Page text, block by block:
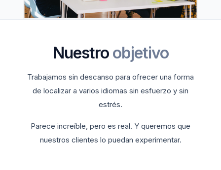
Nuestro objetivo
Trabajamos sin descanso para ofrecer una forma
de localizar a varios idiomas sin esfuerzo y sin
estrés.
Parece increíble, pero es real. Y queremos que
nuestros clientes lo puedan experimentar.